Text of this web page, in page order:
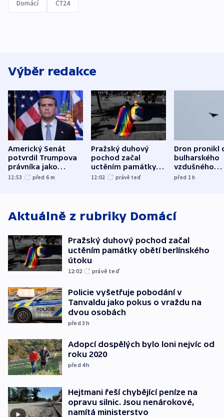
Domácí ČT24
Výběr redakce
Americký Senát
potvrdil Trumpova
právníka jako
ministra
12:53 před 6 m
Pražský duhový
pochod začal
uctěním památky
obětí berlínského
12:02 právě teď
Dron pronikl
bulharského
vzdušného
prostoru,
před 1h
Aktuálně z rubriky Domácí
Pražský duhový pochod začal
uctěním památky obětí berlínského
útoku
12:02 právě teď
Policie vyšetřuje pobodání v
Tanvaldu jako pokus o vraždu na
dvou osobách
před 3h
Adopcí dospělých bylo loni nejvíc od
roku 2020
před 4h
Hejtmani řeší chybějící peníze na
opravu silnic. Jsou nenárokové,
namítá ministerstvo